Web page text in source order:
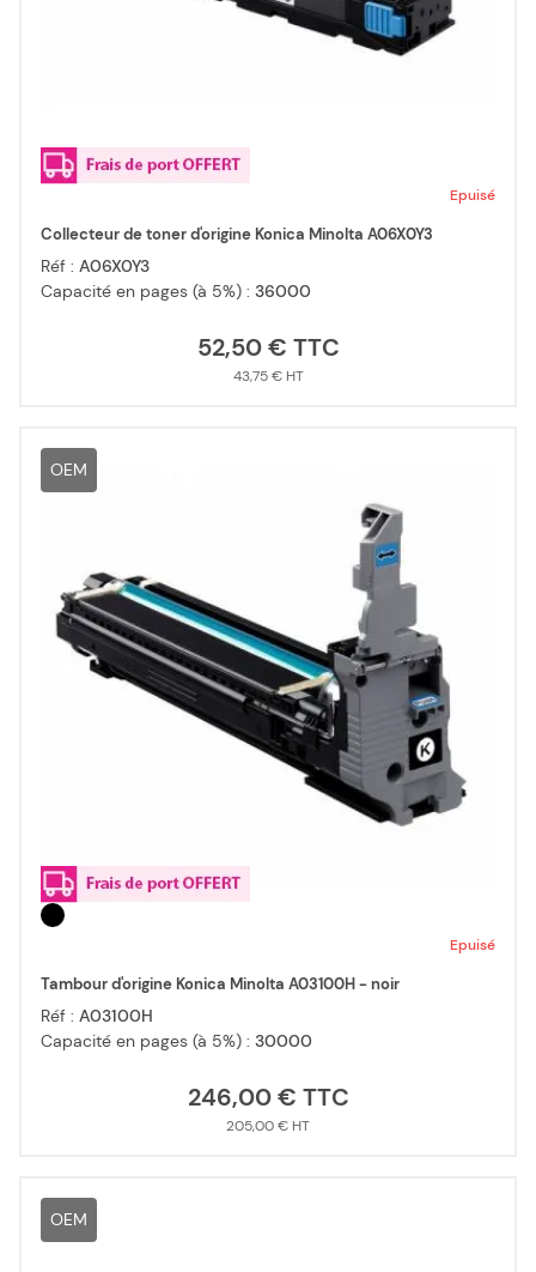
Epuisé
Collecteur de toner d'origine Konica Minolta A06X0Y3
Réf : A06X0Y3
Capacité en pages (à 5%) : 36000
52,50 €
43,75 €
OEM
Epuisé
Tambour d'origine Konica Minolta A03100H - noir
Réf : A03100H
Capacité en pages (à 5%) : 30000
246,00 €
205,00 €
OEM